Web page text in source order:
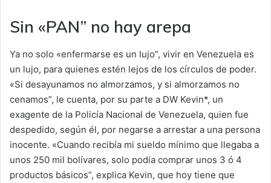
Sin «PAN” no hay arepa
Ya no solo «enfermarse es un lujo”, vivir en Venezuela es
un lujo, para quienes estén lejos de los círculos de poder.
«Si desayunamos no almorzamos, y si almorzamos no
cenamos”, le cuenta, por su parte a DW Kevin*, un
exagente de la Policía Nacional de Venezuela, quien fue
despedido, según él, por negarse a arrestar a una persona
inocente. «Cuando recibía mi sueldo mínimo que llegaba a
unos 250 mil bolívares, solo podía comprar unos 3 ó 4
productos básicos”, explica Kevin, que hoy tiene que